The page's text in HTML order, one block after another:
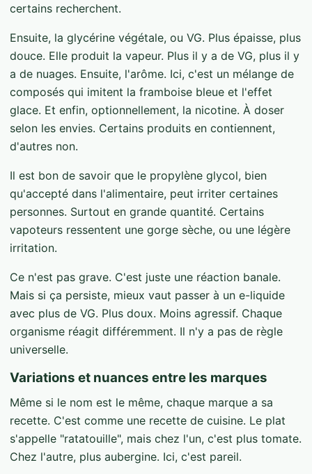
certains recherchent.
Ensuite, la glycérine végétale, ou VG. Plus épaisse, plus
douce. Elle produit la vapeur. Plus il y a de VG, plus il y
a de nuages. Ensuite, l'arôme. Ici, c'est un mélange de
composés qui imitent la framboise bleue et l'effet
glace. Et enfin, optionnellement, la nicotine. À doser
selon les envies. Certains produits en contiennent,
d'autres non.
Il est bon de savoir que le propylène glycol, bien
qu'accepté dans l'alimentaire, peut irriter certaines
personnes. Surtout en grande quantité. Certains
vapoteurs ressentent une gorge sèche, ou une légère
irritation.
Ce n'est pas grave. C'est juste une réaction banale.
Mais si ça persiste, mieux vaut passer à un e-liquide
avec plus de VG. Plus doux. Moins agressif. Chaque
organisme réagit différemment. Il n'y a pas de règle
universelle.
Variations et nuances entre les marques
Même si le nom est le même, chaque marque a sa
recette. C'est comme une recette de cuisine. Le plat
s'appelle "ratatouille", mais chez l'un, c'est plus tomate.
Chez l'autre, plus aubergine. Ici, c'est pareil.